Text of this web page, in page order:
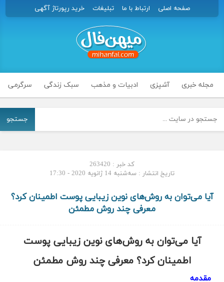
صفحه اصلی ارتباط با ما تبلیغات خرید رپورتاژ آگهی
مجله خبری آشپزی ادبیات و مذهب سبک زندگی سرگرمی
جستجو
کد خبر : 263420
تاریخ انتشار : سه‌شنبه 14 ژانویه 2020 - 17:30
آیا می‌توان به روش‌های نوین زیبایی پوست اطمینان کرد؟
معرفی چند روش مطمئن
آیا می‌توان به روش‌های نوین زیبایی پوست
اطمینان کرد؟ معرفی چند روش مطمئن
مقدمه